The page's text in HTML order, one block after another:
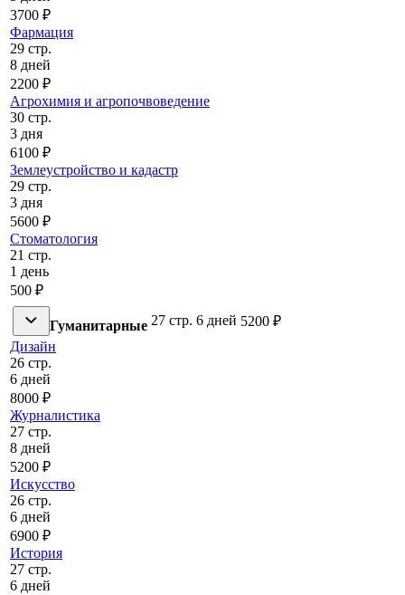
3700 ₽
Фармация
29 стр.
8 дней
2200 ₽
Агрохимия и агропочвоведение
30 стр.
3 дня
6100 ₽
Землеустройство и кадастр
29 стр.
3 дня
5600 ₽
Стоматология
21 стр.
1 день
500 ₽
Гуманитарные 27 стр. 6 дней 5200 ₽
Дизайн
26 стр.
6 дней
8000 ₽
Журналистика
27 стр.
8 дней
5200 ₽
Искусство
26 стр.
6 дней
6900 ₽
История
27 стр.
6 дней